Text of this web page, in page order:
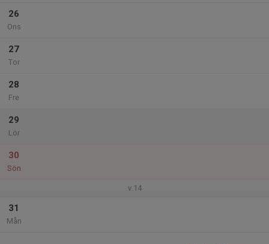
26
Ons
27
Tor
28
Fre
29
Lör
30
Sön
v.14
31
Mån